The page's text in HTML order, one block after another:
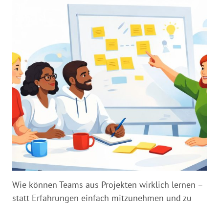
Wie können Teams aus Projekten wirklich lernen –
statt Erfahrungen einfach mitzunehmen und zu